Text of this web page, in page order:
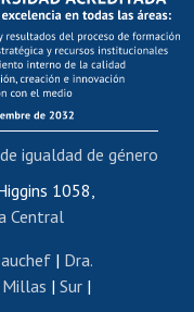
1058,
Central
| Dra.
Millas | Sur |
igualdad de género